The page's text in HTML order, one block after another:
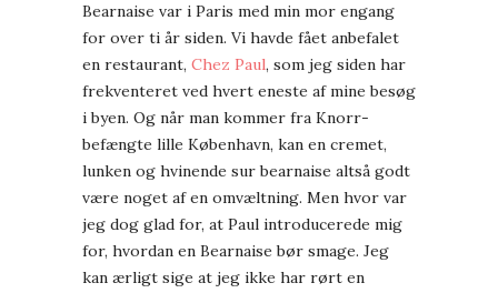
Bearnaise var i Paris med min mor engang
for over ti år siden. Vi havde fået anbefalet
en restaurant, Chez Paul, som jeg siden har
frekventeret ved hvert eneste af mine besøg
i byen. Og når man kommer fra Knorr-
befængte lille København, kan en cremet,
lunken og hvinende sur bearnaise altså godt
være noget af en omvæltning. Men hvor var
jeg dog glad for, at Paul introducerede mig
for, hvordan en Bearnaise bør smage. Jeg
kan ærligt sige at jeg ikke har rørt en